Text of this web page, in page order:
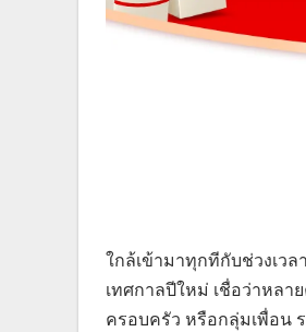
ใกล้เข้ามาทุกทีกับช่วงเว
เทศกาลปีใหม่ เชื่อว่าหลา
ครอบครัว หรือกลุ่มเพื่อน